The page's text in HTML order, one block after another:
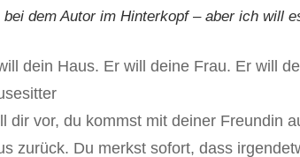
bei dem Autor im Hinterkopf – aber ich will
dein Haus. Er will deine Frau. Er will
dir vor, du kommst mit deiner Freundin
zurück. Du merkst sofort, dass